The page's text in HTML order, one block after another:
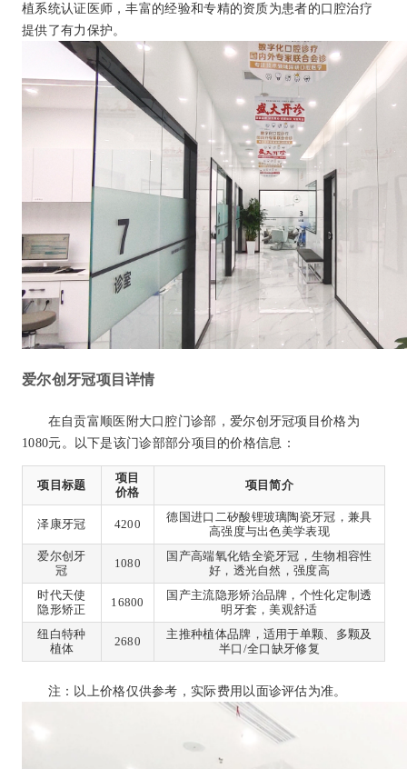
植系统认证医师，丰富的经验和专精的资质为患者的口腔治疗
提供了有力保护。
爱尔创牙冠项目详情
在自贡富顺医附大口腔门诊部，爱尔创牙冠项目价格为
1080元。以下是该门诊部部分项目的价格信息：
项目标题
项目
价格
项目简介
泽康牙冠 4200
德国进口二矽酸锂玻璃陶瓷牙冠，兼具
高强度与出色美学表现
爱尔创牙
冠
1080
国产高端氧化锆全瓷牙冠，生物相容性
好，透光自然，强度高
时代天使
隐形矫正
16800
国产主流隐形矫治品牌，个性化定制透
明牙套，美观舒适
纽白特种
植体
2680
主推种植体品牌，适用于单颗、多颗及
半口/全口缺牙修复
注：以上价格仅供参考，实际费用以面诊评估为准。